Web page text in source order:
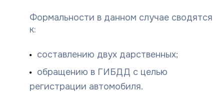
Формальности в данном случае сводятся
к:
составлению двух дарственных;
обращению в ГИБДД с целью
регистрации автомобиля.